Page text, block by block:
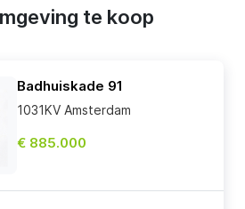
te koop
Badhuiskade 91
1031KV Amsterdam
€ 885.000